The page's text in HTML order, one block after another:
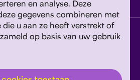
en analyse. Deze
gegevens combineren met
u aan ze heeft verstrekt of
op basis van uw gebruik
disclaimer cookies wijzigen
© philzuid